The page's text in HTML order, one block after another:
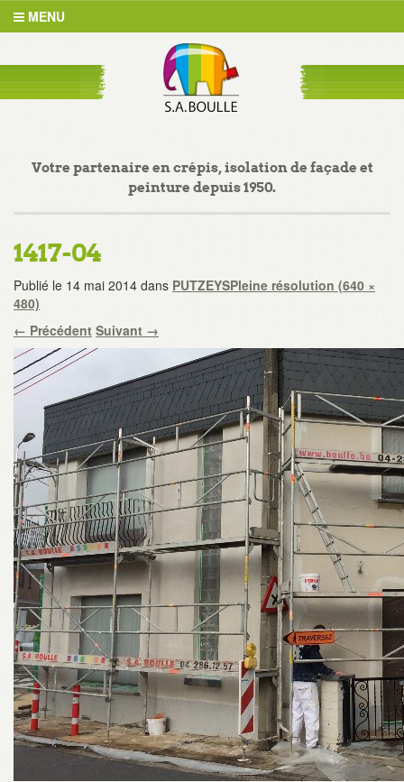
MENU
Votre partenaire en crépis, isolation de façade et
peinture depuis 1950.
1417-04
Publié le 14 mai 2014 dans PUTZEYSPleine résolution (640 ×
480)
← Précédent Suivant →